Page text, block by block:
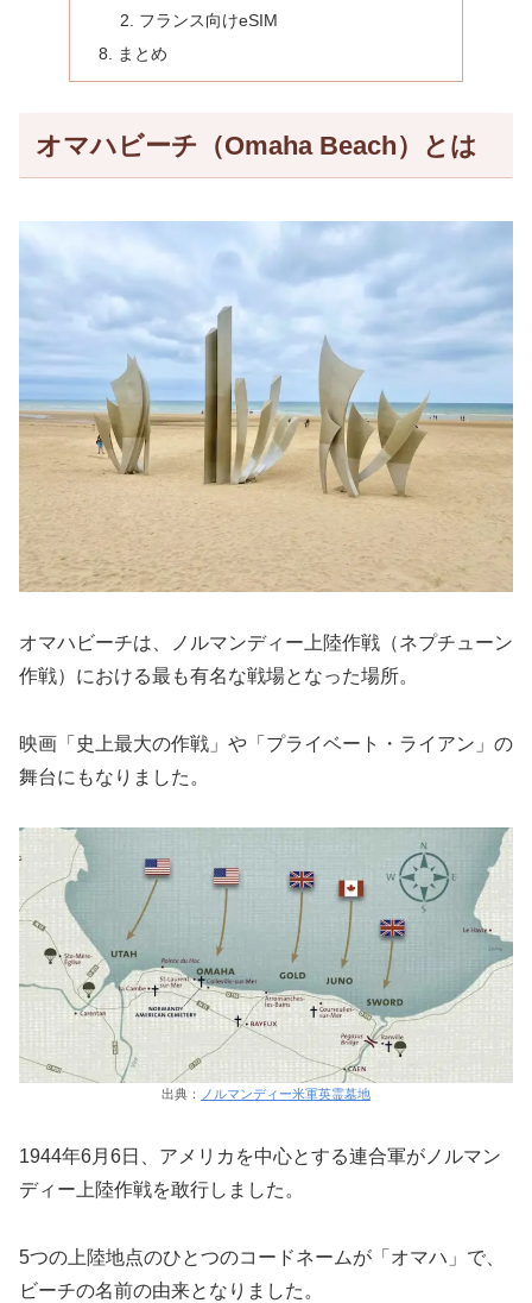
フランス向けeSIM
まとめ
オマハビーチ（Omaha Beach）とは
オマハビーチは、ノルマンディー上陸作戦（ネプチューン
作戦）における最も有名な戦場となった場所。
映画「史上最大の作戦」や「プライベート・ライアン」の
舞台にもなりました。
出典： ノルマンディー米軍英霊墓地
1944年6月6日、アメリカを中心とする連合軍がノルマン
ディー上陸作戦を敢行しました。
5つの上陸地点のひとつのコードネームが「オマハ」で、
ビーチの名前の由来となりました。